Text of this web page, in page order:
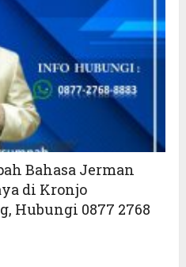
Bahasa Jerman
di Kronjo
Hubungi 0877 2768